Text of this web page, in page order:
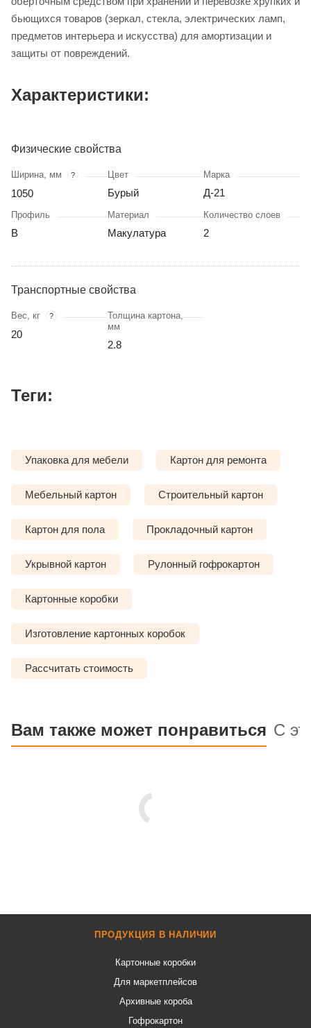
бьющихся товаров (зеркал, стекла, электрических ламп,
предметов интерьера и искусства) для амортизации и
защиты от повреждений.
Характеристики:
Физические свойства
Ширина, мм ?
1050
Цвет
Бурый
Марка
Д-21
Профиль
В
Материал
Макулатура
Количество слоев
2
Транспортные свойства
Вес, кг ?
20
Толщина картона,
мм
2.8
Теги:
Упаковка для мебели Картон для ремонта
Мебельный картон Строительный картон
Картон для пола Прокладочный картон
Укрывной картон Рулонный гофрокартон
Картонные коробки
Изготовление картонных коробок
Рассчитать стоимость
Вам также может понравиться С
ПРОДУКЦИЯ В НАЛИЧИИ
Картонные коробки
Для маркетплейсов
Архивные короба
Гофрокартон